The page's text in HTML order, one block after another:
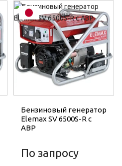
Бензиновый генератор
Elemax SV 6500S-R с
АВР
По запросу